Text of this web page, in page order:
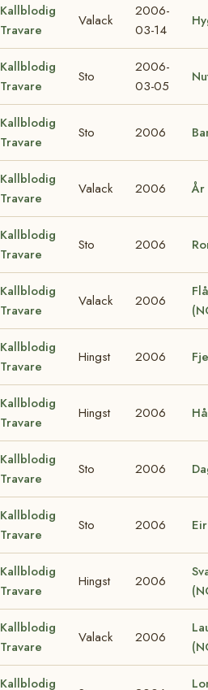
Kallblodig
Travare
Valack
2006-
03-14
Kallblodig
Travare
Sto
2006-
03-05
Kallblodig
Travare
Sto 2006
Kallblodig
Travare
Valack 2006 År
Kallblodig
Travare
Sto 2006
Kallblodig
Travare
Valack 2006
Kallblodig
Travare
Hingst 2006
Kallblodig
Travare
Hingst 2006
Kallblodig
Travare
Sto 2006
Kallblodig
Travare
Sto 2006
Kallblodig
Travare
Hingst 2006
Kallblodig
Travare
Valack 2006
Kallblodig